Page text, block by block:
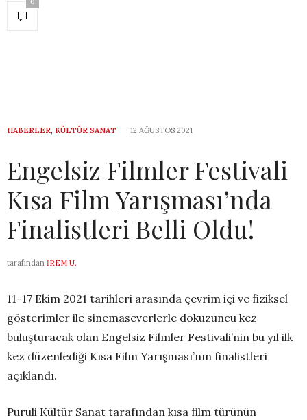
HABERLER, KÜLTÜR SANAT 12 AĞUSTOS 2021
Engelsiz Filmler Festivali
Kısa Film Yarışması’nda
Finalistleri Belli Oldu!
tarafından İREM U.
11-17 Ekim 2021 tarihleri arasında çevrim içi ve fiziksel
gösterimler ile sinemaseverlerle dokuzuncu kez
buluşturacak olan Engelsiz Filmler Festivali’nin bu yıl ilk
kez düzenlediği Kısa Film Yarışması’nın finalistleri
açıklandı.
Puruli Kültür Sanat tarafından kısa film türünün